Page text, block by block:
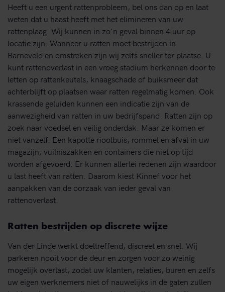
Heeft u een urgent rattenprobleem, bel ons dan op en laat
weten dat u haast heeft met het elimineren van uw
rattenplaag. Wij kunnen in zo'n geval binnen 4 uur op
locatie zijn. Wanneer u ratten moet bestrijden in
Barneveld en omstreken zijn wij zelfs sneller ter plaatse. U
kunt rattenoverlast in een vroeg stadium herkennen door te
letten op rattenkeutels, knaagschade of buiksmeer dat
achterblijft op plaatsen waar ratten regelmatig komen. Ook
krassende geluiden kunnen een indicatie zijn van de
aanwezigheid van ratten in uw bedrijfspand. Ratten zijn op
zoek naar voedsel en veilig onderdak. Maar ze komen er
niet vanzelf. Een kapotte rioolbuis, rommel en afval in uw
magazijn, vuilniszakken en containers die niet op tijd
worden afgevoerd. Er kunnen allerlei redenen zijn waardoor
u last heeft van ratten. Daarom kiest Kinnef voor het
aanpakken van de oorzaak van ieder geval van
rattenoverlast.
Ratten bestrijden op discrete wijze
Van der Linde werkt doeltreffend, discreet en snel. Wij
parkeren nooit voor de deur en zorgen voor zo weinig
mogelijk overlast, zodat uw klanten, relaties, buren en zelfs
uw eigen werknemers niet of nauwelijks in de gaten zullen